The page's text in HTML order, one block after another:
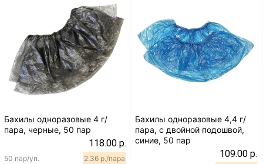
Бахилы одноразовые 4 г/
пара, черные, 50 пар
118.00 р.
50 пар/уп. 2.36 р./пара
Бахилы одноразовые 4,4 г/
пара, с двойной подошвой,
синие, 50 пар
109.00 р.